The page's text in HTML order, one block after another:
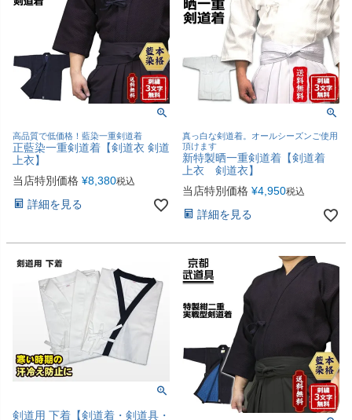
高品質で低価格！藍染一重剣道着
正藍染一重剣道着【剣道衣 剣道
上衣】
当店特別価格 ¥8,380税込
詳細を見る
真っ白な剣道着。オールシーズンご使用
頂けます
新特製晒一重剣道着【剣道着
上衣 剣道衣】
当店特別価格 ¥4,950税込
詳細を見る
剣道用 下着【剣道着・剣道具・